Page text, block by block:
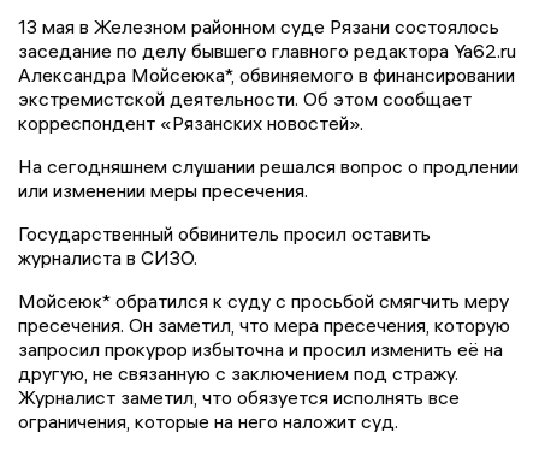
13 мая в Железном районном суде Рязани состоялось
заседание по делу бывшего главного редактора Ya62.ru
Александра Мойсеюка*, обвиняемого в финансировании
экстремистской деятельности. Об этом сообщает
корреспондент «Рязанских новостей».
На сегодняшнем слушании решался вопрос о продлении
или изменении меры пресечения.
Государственный обвинитель просил оставить
журналиста в СИЗО.
Мойсеюк* обратился к суду с просьбой смягчить меру
пресечения. Он заметил, что мера пресечения, которую
запросил прокурор избыточна и просил изменить её на
другую, не связанную с заключением под стражу.
Журналист заметил, что обязуется исполнять все
ограничения, которые на него наложит суд.